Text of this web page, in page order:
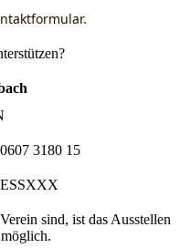
3180 15
sind, ist das Ausstellen